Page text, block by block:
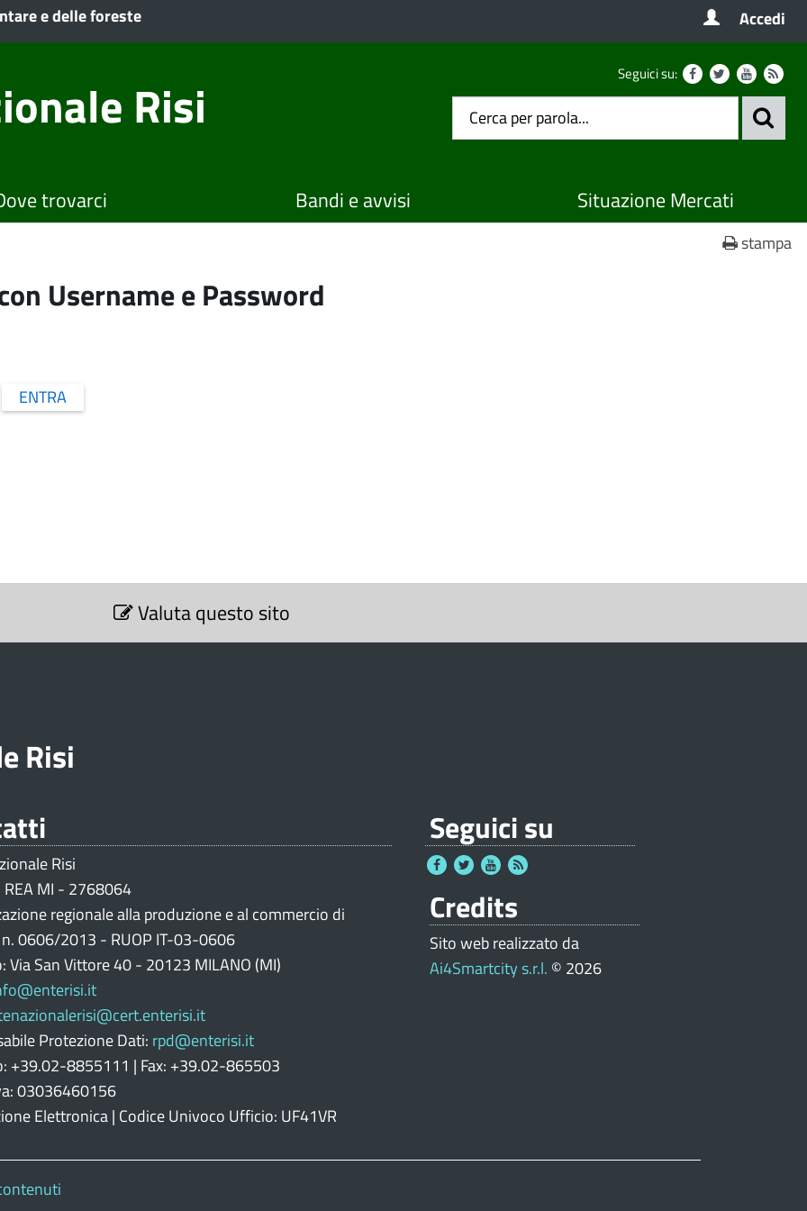
e delle foreste Accedi
Risi Seguici su:
trovarci Bandi e avvisi Situazione Mercati
stampa
Username e Password
ENTRA
Valuta questo sito
Risi
Risi
MI - 2768064
regionale alla produzione e al commercio di
0606/2013 - RUOP IT-03-0606
Via San Vittore 40 - 20123 MILANO (MI)
Protezione Dati: rpd@enterisi.it
+39.02-8855111 | Fax: +39.02-865503
03036460156
Elettronica | Codice Univoco Ufficio: UF41VR
Seguici su
Credits
Sito web realizzato da
Ai4Smartcity s.r.l. © 2026